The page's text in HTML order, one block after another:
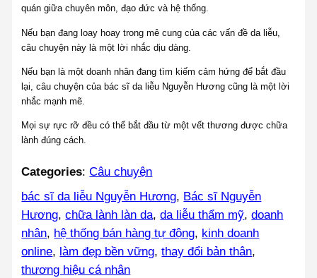
quán giữa chuyên môn, đạo đức và hệ thống.
Nếu bạn đang loay hoay trong mê cung của các vấn đề da liễu,
câu chuyện này là một lời nhắc dịu dàng.
Nếu bạn là một doanh nhân đang tìm kiếm cảm hứng để bắt đầu
lại, câu chuyện của bác sĩ da liễu Nguyễn Hương cũng là một lời
nhắc mạnh mẽ.
Mọi sự rực rỡ đều có thể bắt đầu từ một vết thương được chữa
lành đúng cách.
Categories:Câu chuyện
bác sĩ da liễu Nguyễn Hương, Bác sĩ Nguyễn
Hương, chữa lành làn da, da liễu thẩm mỹ, doanh
nhân, hệ thống bán hàng tự động, kinh doanh
online, làm đẹp bền vững, thay đổi bản thân
thương hiệu cá nhân